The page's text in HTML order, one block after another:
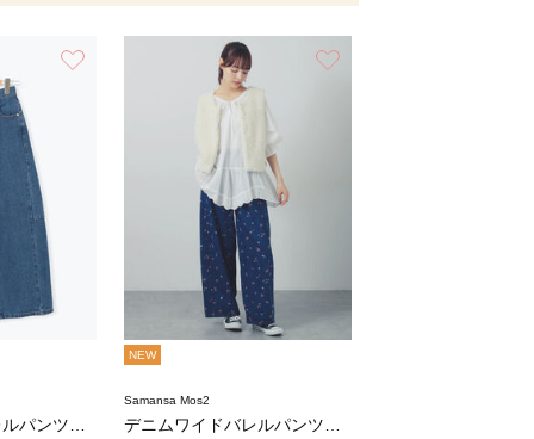
NEW
Samansa Mos2